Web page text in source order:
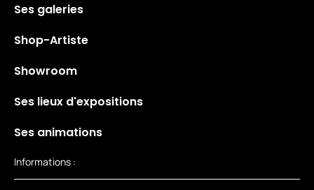
Ses galeries
Shop-Artiste
Showroom
Ses lieux d'expositions
Ses animations
Informations :